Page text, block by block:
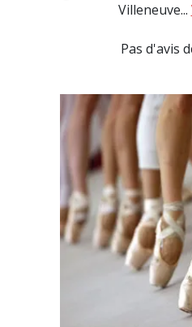
Villeneuve...
Pas d'avis